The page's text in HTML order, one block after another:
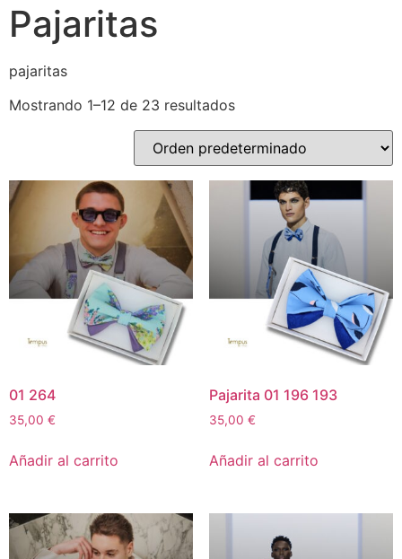
Pajaritas
pajaritas
Mostrando 1–12 de 23 resultados
01 264
35,00 €
Añadir al carrito
Pajarita 01 196 193
35,00 €
Añadir al carrito